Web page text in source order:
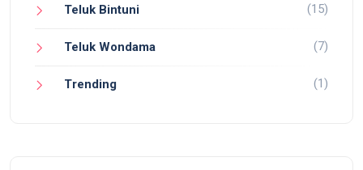
Teluk Bintuni (15)
Teluk Wondama (7)
Trending (1)